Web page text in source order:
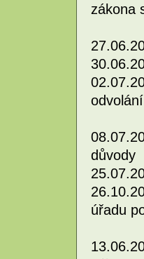
zákona
odvolání
důvody
úřadu